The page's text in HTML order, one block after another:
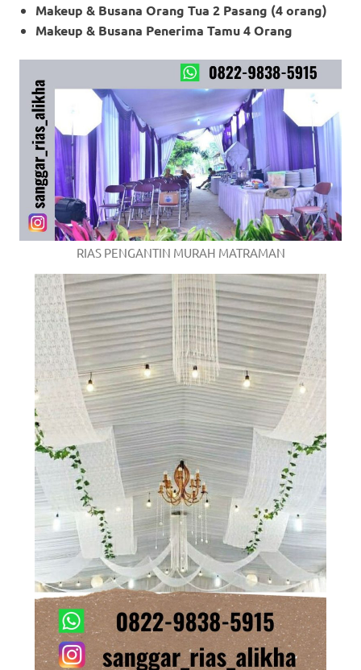
Makeup & Busana Orang Tua 2 Pasang (4 orang)
Makeup & Busana Penerima Tamu 4 Orang
RIAS PENGANTIN MURAH MATRAMAN